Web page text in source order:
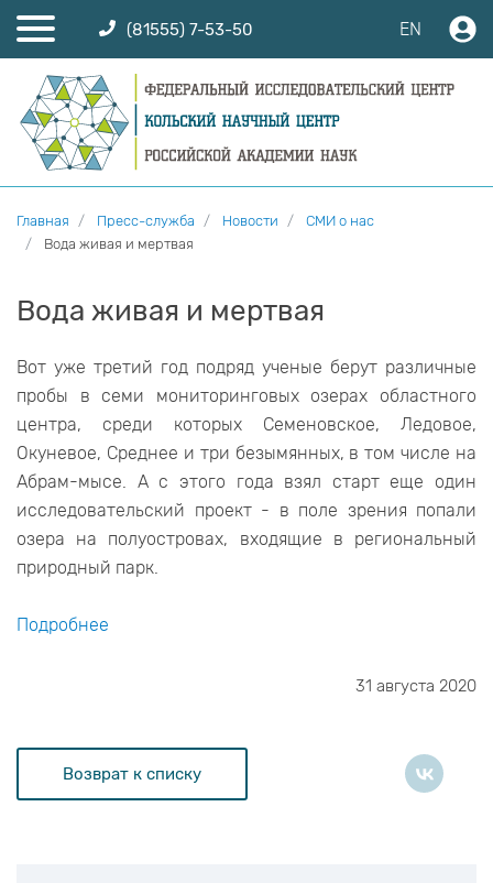
(81555) 7-53-50 EN
Главная Пресс-служба Новости
СМИ о нас
Вода живая и мертвая
Вода живая и мертвая
Вот уже третий год подряд ученые берут различные
пробы в семи мониторинговых озерах областного
центра, среди которых Семеновское, Ледовое,
Окуневое, Среднее и три безымянных, в том числе на
Абрам-мысе. А с этого года взял старт еще один
исследовательский проект - в поле зрения попали
озера на полуостровах, входящие в региональный
природный парк.
Подробнее
31 августа 2020
Возврат к списку